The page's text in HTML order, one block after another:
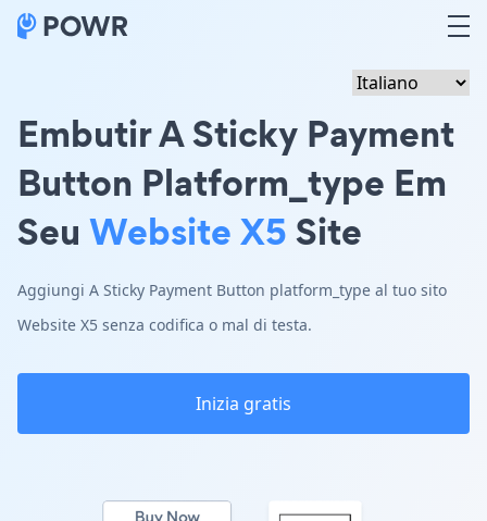
Embutir A Sticky Payment
Button Platform_type Em
Seu Website X5Site
Aggiungi A Sticky Payment Button platform_type al tuo sito
Website X5 senza codifica o mal di testa.
Inizia gratis